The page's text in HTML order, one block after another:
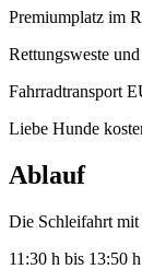
Premiumplatz im
Rettungsweste
Fahrradtransport
Liebe Hunde
Ablauf
Die Schleifahrt mit
11:30 h bis 13:50